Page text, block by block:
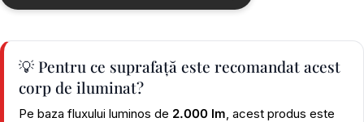
💡 Pentru ce suprafață este recomandat acest
corp de iluminat?
Pe baza fluxului luminos de 2.000 lm, acest produs este